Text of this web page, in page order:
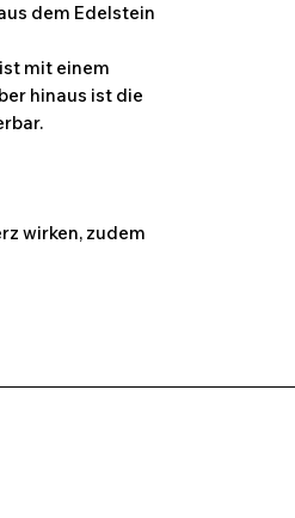
dem Edelstein
mit einem
hinaus ist die
wirken, zudem